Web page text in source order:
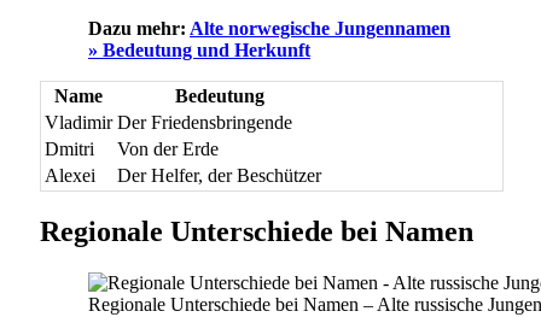
Dazu mehr: Alte norwegische Jungennamen
» Bedeutung und Herkunft
Name
Bedeutung
Vladimir Der Friedensbringende
Dmitri
Von der Erde
Alexei
Der Helfer, der Beschützer
Regionale Unterschiede bei Namen
Regionale Unterschiede bei Namen – Alte russische